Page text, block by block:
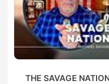
THE SAVAGE